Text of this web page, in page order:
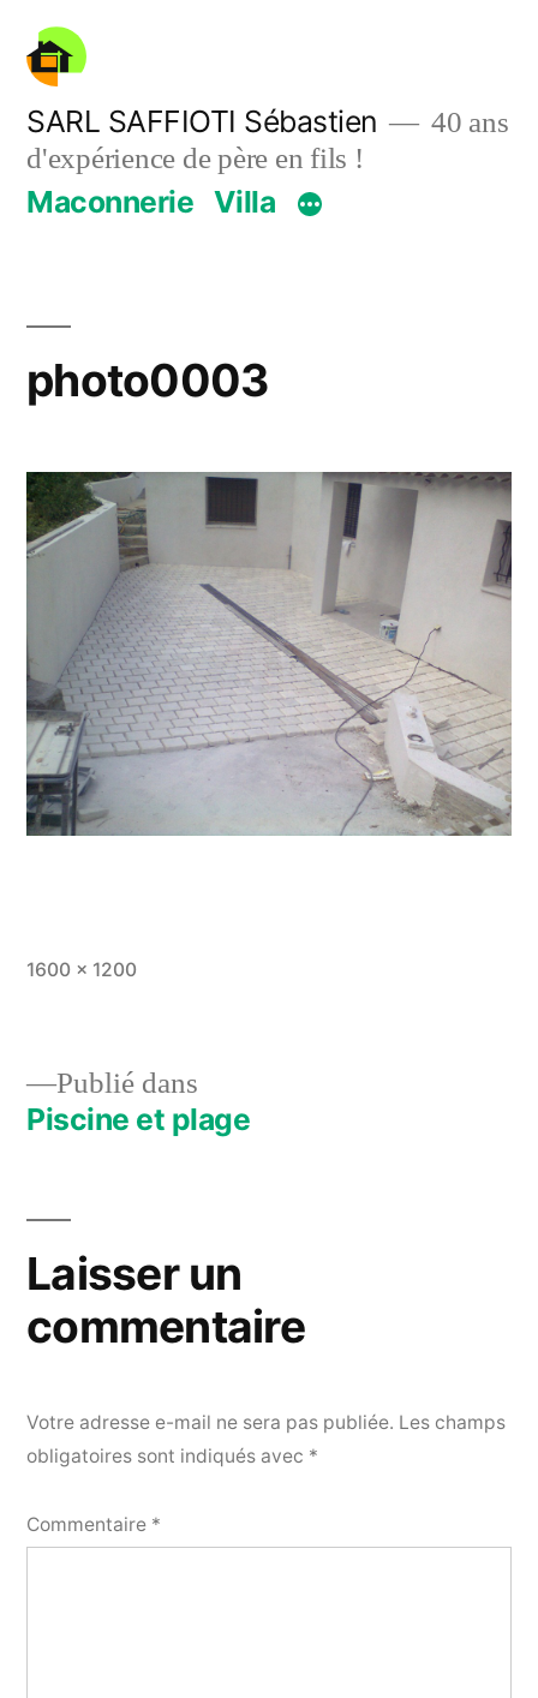
Aller
contenu
SARL SAFFIOTI Sébastien
40 ans
d'expérience de père en fils !
Maconnerie Villa
photo0003
Taille
1600 × 1200
Navigation
l’article
Publié dans
Piscine et plage
Laisser un
commentaire
Votre adresse e-mail ne sera pas publiée. Les champs
obligatoires sont indiqués avec *
Commentaire *